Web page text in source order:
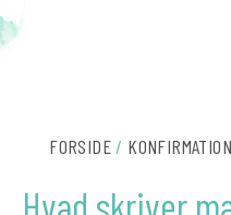
← Tilbage
FORSIDE/ KONFIRMATION